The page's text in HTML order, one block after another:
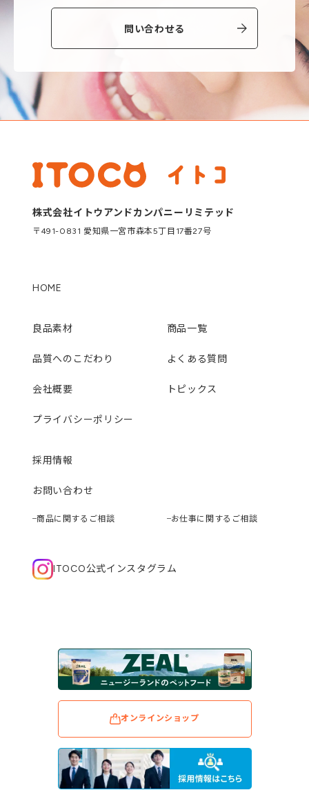
問い合わせる
株式会社イトウアンドカンパニーリミテッド
〒491-0831 愛知県一宮市森本5丁目17番27号
HOME
良品素材 商品一覧
品質へのこだわり よくある質問
会社概要 トピックス
プライバシーポリシー
採用情報
お問い合わせ
商品に関するご相談 お仕事に関するご相談
ITOCO公式インスタグラム
オンラインショップ